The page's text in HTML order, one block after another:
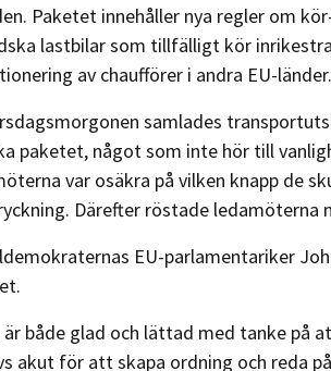
Paketet innehåller nya regler om
lastbilar som tillfälligt kör
av chaufförer i andra EU-länder.
samlades
paketet, något som inte hör till
var osäkra på vilken knapp de
Därefter röstade ledamöterna
EU-parlamentariker
är både glad och lättad med tanke på
akut för att skapa ordning och reda